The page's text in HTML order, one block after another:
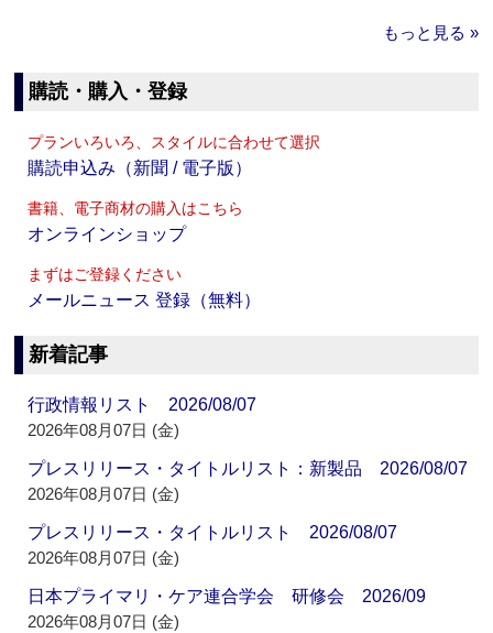
もっと見る »
購読・購入・登録
プランいろいろ、スタイルに合わせて選択
購読申込み（新聞 / 電子版）
書籍、電子商材の購入はこちら
オンラインショップ
まずはご登録ください
メールニュース 登録（無料）
新着記事
行政情報リスト 2026/08/07
2026年08月07日 (金)
プレスリリース・タイトルリスト：新製品 2026/08/07
2026年08月07日 (金)
プレスリリース・タイトルリスト 2026/08/07
2026年08月07日 (金)
日本プライマリ・ケア連合学会 研修会 2026/09
2026年08月07日 (金)